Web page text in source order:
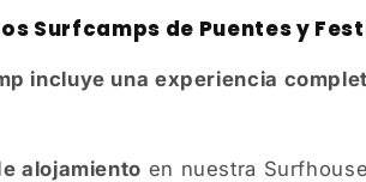
Surfcamps de Puentes y
incluye una experiencia
alojamiento en nuestra